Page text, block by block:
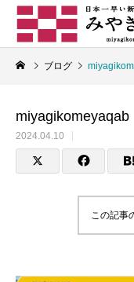
ブログ
miyagikomeyaqab
2024.04.10
この記事